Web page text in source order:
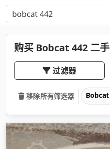
购买 Bobcat 442 二手
过滤器
移除所有筛选器 Bobcat